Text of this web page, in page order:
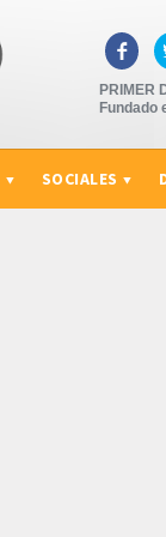

PRIMER
Fundado
SOCIALES